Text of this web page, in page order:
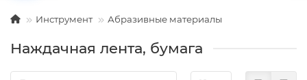
Инструмент Абразивные материалы
Наждачная лента, бумага